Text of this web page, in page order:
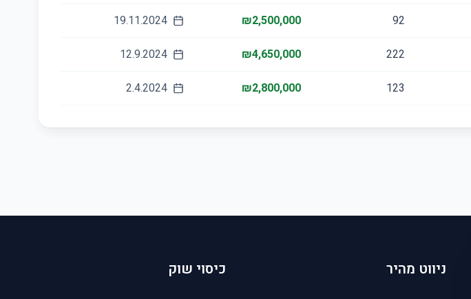
92
₪2,500,000
19.11.2024
222
₪4,650,000
12.9.2024
123
₪2,800,000
2.4.2024
ניווט מהיר כיסוי שוק